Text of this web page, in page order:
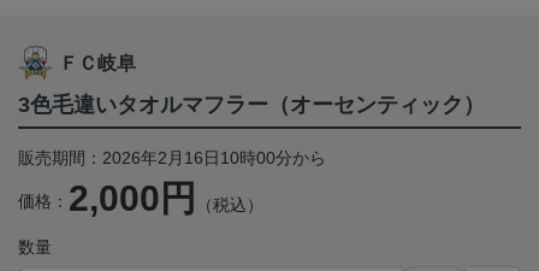
ＦＣ岐阜
3色毛違いタオルマフラー（オーセンティック）
販売期間：2026年2月16日10時00分から
価格： 2,000円 （税込）
数量